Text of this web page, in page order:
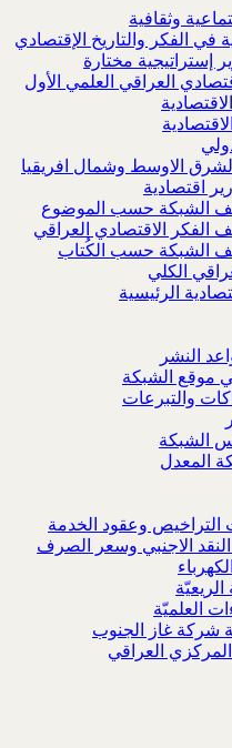
وثقافية
في الفكر والتاريخ الإقتصادي
إستراتيجية مختارة
العراقي العلمي الأول
الاوسط وشمال افريقيا
اقتصادية
الشبكة حسب الموضوع
الفكر الاقتصادي العراقي
الشبكة حسب الكُتاب
الكلي
الرئيسية
النشر
موقع الشبكة
والتبرعات
الشبكة
المعدل
وعقود الخدمة
الاجنبي وسعر الصرف
العلميّة
شركة غاز الجنوب
العراقي